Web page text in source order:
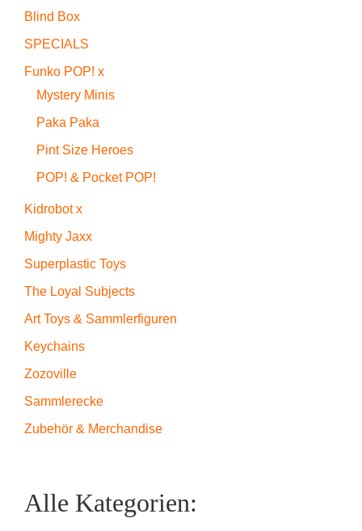
Blind Box
SPECIALS
Funko POP! x
Mystery Minis
Paka Paka
Pint Size Heroes
POP! & Pocket POP!
Kidrobot x
Mighty Jaxx
Superplastic Toys
The Loyal Subjects
Art Toys & Sammlerfiguren
Keychains
Zozoville
Sammlerecke
Zubehör & Merchandise
Alle Kategorien: